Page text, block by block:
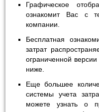
Графическое
ознакомит Вас с
компании.
Бесплатная
затрат
ограниченной
ниже.
Еще большее
системы учета
можете узнать о